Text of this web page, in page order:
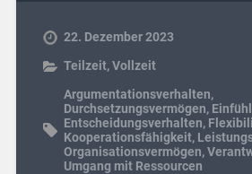
22. Dezember 2023
Teilzeit,Vollzeit
Argumentationsverhalten,
Durchsetzungsvermögen,
Entscheidungsverhalten,
Kooperationsfähigkeit,
Organisationsvermögen,
Umgang mit Ressourcen